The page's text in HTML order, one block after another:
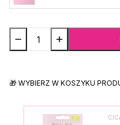
🎁 WYBIERZ W KOSZYKU